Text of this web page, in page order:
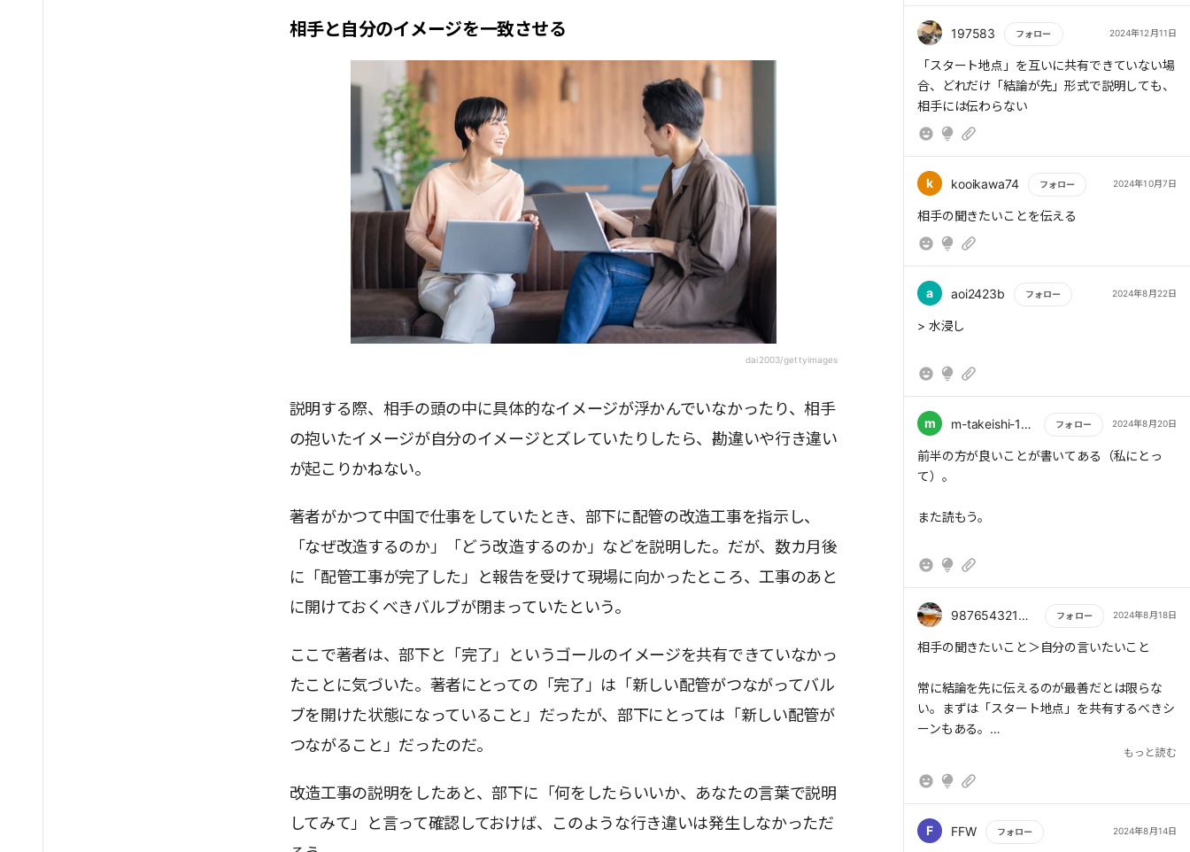
相手と自分のイメージを一致させる
dai2003/gettyimages
説明する際、相手の頭の中に具体的なイメージが浮かんでいなかったり、相手
の抱いたイメージが自分のイメージとズレていたりしたら、勘違いや行き違い
が起こりかねない。
著者がかつて中国で仕事をしていたとき、部下に配管の改造工事を指示し、
「なぜ改造するのか」「どう改造するのか」などを説明した。だが、数カ月後
に「配管工事が完了した」と報告を受けて現場に向かったところ、工事のあと
に開けておくべきバルブが閉まっていたという。
ここで著者は、部下と「完了」というゴールのイメージを共有できていなかっ
たことに気づいた。著者にとっての「完了」は「新しい配管がつながってバル
ブを開けた状態になっていること」だったが、部下にとっては「新しい配管が
つながること」だったのだ。
改造工事の説明をしたあと、部下に「何をしたらいいか、あなたの言葉で説明
してみて」と言って確認しておけば、このような行き違いは発生しなかっただ
> 「解釈」や「感情」を説明する「具体的に
ぶ
> 形容詞や副詞は、人によって解釈が異なるた
め、行き違いが起こりやすい。「事実」「数
え方をしよう。
> 専門用語は別の言葉に置き換える
明する必要がある。
> 「スタート地点」をそろえる
> 「スタート地点」を互いに共有できていない
場合、どれだけ「結論が先」形式で説明して
も、相手には伝わらない
っての「完了」は「新しい配管がつながってバ
が、部下にとっては「新しい配管がつながるこ
と」だったのだ。
★「イメージの解像度を上げる言葉」を使う
1つ目は「つまり、○○ということです」
2つ目は「例えば」「たとえるとしたら」
「解釈」や「感情」を説明する「具体的には」
「詳しく言うと」
★形容詞や副詞よりも「事実」や「数字」を選
ぶ
ん。渋滞中で、今○○という場所にいます」
★いろんな相手に合わせた伝え方 専門用語は
（何が起きたのか？原因は何？また起こるの
か？） 「変化」変更点のみならず、従前と
変わらない点、類似点を説明すると受容され易
い。 「くどくても具体的な固有名詞を使い正
確に伝える」「全体→具体例→全体像」
「5W1Hの定型フォーマットで整理」「カラー
で」「1センテンス1メッセージ」「1スライド1
ル」「オンラインではこまめな確認タイムを」
は、「自分が言いたいこと」ではなく「相手の
聞きたいこと」を考え、確認し、伝えるように
なった。
> ここで著者は、部下と「完了」というゴール
のイメージを共有できていなかったことに気づ
いた。著者にとっての「完了」は「新しい配管
がつながってバルブを開けた状態になっている
がつながること」だったのだ。
★「スタート地点」をそろえる
「スタート地点」を互いに共有できていない場
合、どれだけ「結論が先」形式で説明しても、
197583 フォロー 2024年12月11日
もっと読む
「スタート地点」を互いに共有できていない場
合、どれだけ「結論が先」形式で説明しても、
相手には伝わらない
k kooikawa74 フォロー 2024年10月7日
もっと読む
相手の聞きたいことを伝える
a aoi2423b フォロー 2024年8月22日
もっと読む
> 水浸し
m m-takeishi-112859 フォロー 2024年8月20日
もっと読む
前半の方が良いことが書いてある（私にとっ
て）。
また読もう。
9876543210@ フォロー 2024年8月18日
もっと読む
相手の聞きたいこと＞自分の言いたいこと
常に結論を先に伝えるのが最善だとは限らな
い。まずは「スタート地点」を共有するべきシ
ーンもある。
実」を伝えよう。一方、相手から意見を求めら
だ。
もっと読む
F FFW フォロー 2024年8月14日